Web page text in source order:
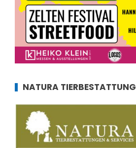
NATURA TIERBESTATTUNG